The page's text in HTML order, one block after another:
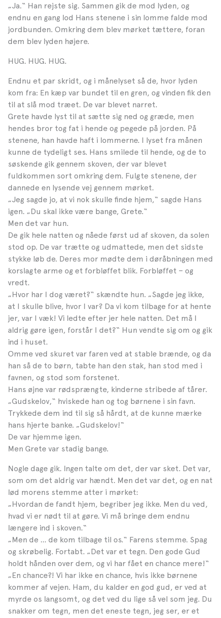
„Ja.“ Han rejste sig. Sammen gik de mod lyden, og
endnu en gang lod Hans stenene i sin lomme falde mod
jordbunden. Omkring dem blev mørket tættere, foran
dem blev lyden højere.
HUG. HUG. HUG.
Endnu et par skridt, og i månelyset så de, hvor lyden
kom fra: En kæp var bundet til en gren, og vinden fik den
til at slå mod træet. De var blevet narret.
Grete havde lyst til at sætte sig ned og græde, men
hendes bror tog fat i hende og pegede på jorden. På
stenene, han havde haft i lommerne. I lyset fra månen
kunne de tydeligt ses. Hans smilede til hende, og de to
søskende gik gennem skoven, der var blevet
fuldkommen sort omkring dem. Fulgte stenene, der
dannede en lysende vej gennem mørket.
„Jeg sagde jo, at vi nok skulle finde hjem,“ sagde Hans
igen. „Du skal ikke være bange, Grete.“
Men det var hun.
De gik hele natten og nåede først ud af skoven, da solen
stod op. De var trætte og udmattede, men det sidste
stykke løb de. Deres mor mødte dem i døråbningen med
korslagte arme og et forbløffet blik. Forbløffet – og
vredt.
„Hvor har I dog været?“ skændte hun. „Sagde jeg ikke,
at I skulle blive, hvor I var? Da vi kom tilbage for at hente
jer, var I væk! Vi ledte efter jer hele natten. Det må I
aldrig gøre igen, forstår I det?“ Hun vendte sig om og gik
ind i huset.
Omme ved skuret var faren ved at stable brænde, og da
han så de to børn, tabte han den stak, han stod med i
favnen, og stod som forstenet.
Hans øjne var rødsprængte, kinderne stribede af tårer.
„Gudskelov,“ hviskede han og tog børnene i sin favn.
Trykkede dem ind til sig så hårdt, at de kunne mærke
hans hjerte banke. „Gudskelov!“
De var hjemme igen.
Men Grete var stadig bange.
Nogle dage gik. Ingen talte om det, der var sket. Det var,
som om det aldrig var hændt. Men det var det, og en nat
lød morens stemme atter i mørket:
„Hvordan de fandt hjem, begriber jeg ikke. Men du ved,
hvad vi er nødt til at gøre. Vi må bringe dem endnu
længere ind i skoven.“
„Men de … de kom tilbage til os.“ Farens stemme. Spag
og skrøbelig. Fortabt. „Det var et tegn. Den gode Gud
holdt hånden over dem, og vi har fået en chance mere!“
„En chance?! Vi har ikke en chance, hvis ikke børnene
kommer af vejen. Ham, du kalder en god gud, er ved at
myrde os langsomt, og det ved du lige så vel som jeg. Du
snakker om tegn, men det eneste tegn, jeg ser, er et